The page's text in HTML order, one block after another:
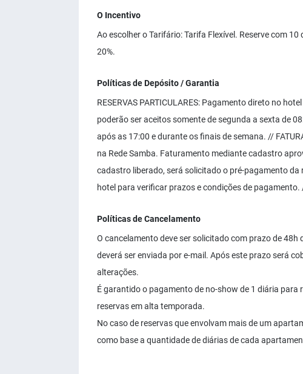
O Incentivo
Ao escolher o Tarifário: Tarifa Flexível. Reserve com
20%.
Políticas de Depósito / Garantia
RESERVAS PARTICULARES: Pagamento direto no
poderão ser aceitos somente de segunda a sexta de
após as 17:00 e durante os finais de semana. //
na Rede Samba. Faturamento mediante cadastro
cadastro liberado, será solicitado o pré-pagamento
hotel para verificar prazos e condições de
Políticas de Cancelamento
O cancelamento deve ser solicitado com prazo de
deverá ser enviada por e-mail. Após este prazo será
alterações.
É garantido o pagamento de no-show de 1 diária
reservas em alta temporada.
No caso de reservas que envolvam mais de um
como base a quantidade de diárias de cada